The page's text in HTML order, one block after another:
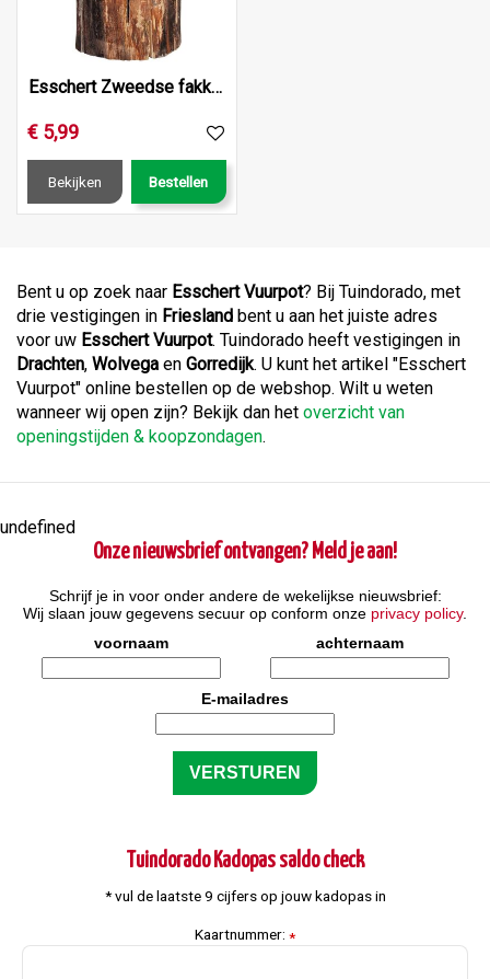
Esschert Zweedse fakkel 25cm ø15-25cm
€ 5,99
Bekijken Bestellen
Bent u op zoek naar Esschert Vuurpot? Bij Tuindorado, met
drie vestigingen in Friesland bent u aan het juiste adres
voor uw Esschert Vuurpot. Tuindorado heeft vestigingen in
Drachten, Wolvega en Gorredijk. U kunt het artikel "Esschert
Vuurpot" online bestellen op de webshop. Wilt u weten
wanneer wij open zijn? Bekijk dan het overzicht van
openingstijden & koopzondagen.
undefined
Onze nieuwsbrief ontvangen? Meld je aan!
Schrijf je in voor onder andere de wekelijkse nieuwsbrief:
Wij slaan jouw gegevens secuur op conform onze privacy policy.
voornaam
achternaam
E-mailadres
Tuindorado Kadopas saldo check
* vul de laatste 9 cijfers op jouw kadopas in
Kaartnummer: *